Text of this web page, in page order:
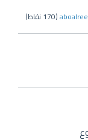
(
170 نقاط)